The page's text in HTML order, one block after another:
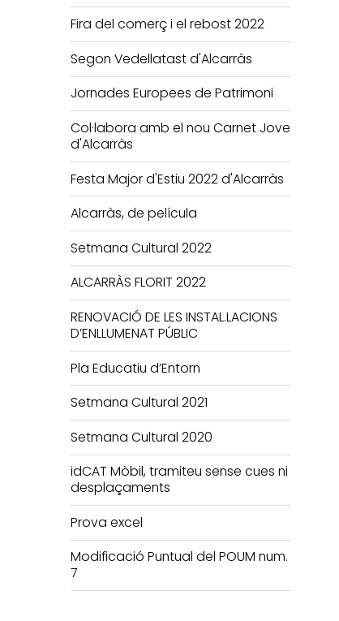
Fira del comerç i el rebost 2022
Segon Vedellatast d'Alcarràs
Jornades Europees de Patrimoni
Col·labora amb el nou Carnet Jove
d'Alcarràs
Festa Major d'Estiu 2022 d'Alcarràs
Alcarràs, de película
Setmana Cultural 2022
ALCARRÀS FLORIT 2022
RENOVACIÓ DE LES INSTAL.LACIONS
D’ENLLUMENAT PÚBLIC
Pla Educatiu d’Entorn
Setmana Cultural 2021
Setmana Cultural 2020
idCAT Mòbil, tramiteu sense cues ni
desplaçaments
Prova excel
Modificació Puntual del POUM num.
7